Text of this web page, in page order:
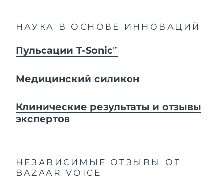
НАУКА В ОСНОВЕ ИННОВАЦИЙ
Пульсации T-SonicTM
Медицинский силикон
Клинические результаты и отзывы
экспертов
НЕЗАВИСИМЫЕ ОТЗЫВЫ
ОТ
BAZAAR VOICE